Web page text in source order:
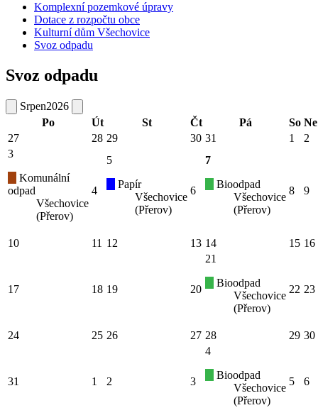
Komplexní pozemkové úpravy
Dotace z rozpočtu obce
Kulturní dům Všechovice
Svoz odpadu
Svoz odpadu
Srpen2026
Po
Út St Čt Pá So Ne
27
28 29 30 31 1
2
3
Komunální
odpad
Všechovice
(Přerov)
4
5
Papír
Všechovice
(Přerov)
6
7
Bioodpad
Všechovice
(Přerov)
8 9
10 11 12 13 14 15 16
17 18 19 20
21
Bioodpad
Všechovice
(Přerov)
22 23
24 25 26 27 28 29 30
31 1 2 3
4
Bioodpad
Všechovice
(Přerov)
5 6